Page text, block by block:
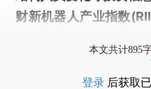
财新机器人产业指数
本文共计895
登录 后获取